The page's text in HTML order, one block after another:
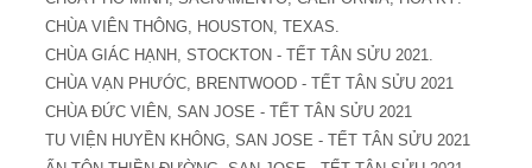
CHÙA VIÊN THÔNG, HOUSTON, TEXAS.
CHÙA GIÁC HẠNH, STOCKTON - TẾT TÂN SỬU 2021.
CHÙA VẠN PHƯỚC, BRENTWOOD - TẾT TÂN SỬU 2021
CHÙA ĐỨC VIÊN, SAN JOSE - TẾT TÂN SỬU 2021
TU VIỆN HUYỀN KHÔNG, SAN JOSE - TẾT TÂN SỬU 2021